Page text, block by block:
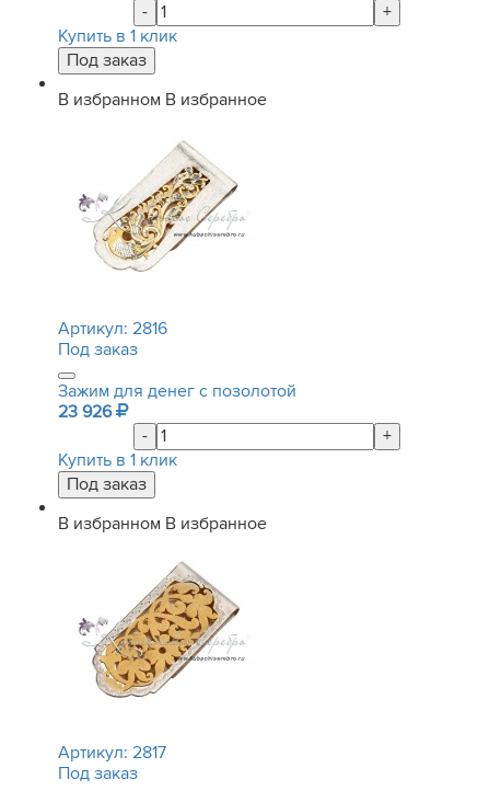
-
+
Купить в 1 клик
В избранном В избранное
Артикул: 2816
Под заказ
Зажим для денег с позолотой
23 926
-
+
Купить в 1 клик
В избранном В избранное
Артикул: 2817
Под заказ